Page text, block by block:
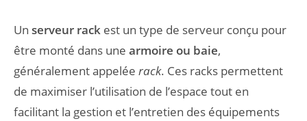
Un serveur rack est un type de serveur conçu pour
être monté dans une armoire ou baie,
généralement appelée rack. Ces racks permettent
de maximiser l’utilisation de l’espace tout en
facilitant la gestion et l’entretien des équipements